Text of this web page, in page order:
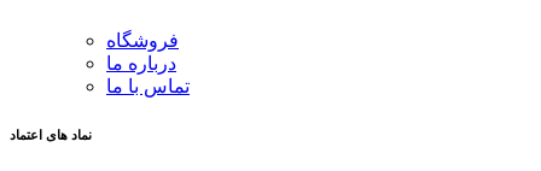
فروشگاه
درباره ما
تماس با ما
نماد های اعتماد